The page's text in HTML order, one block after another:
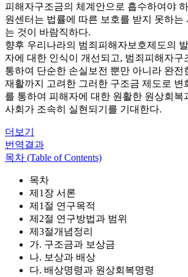
피해자구조금의 체계안으로 흡수하여야
원센터는 법률에 따른 보호를 받지 못하는
는 것이 바람직하다.
향후 우리나라의 범죄피해자보호제도의
자에 대한 인식이 개선되고, 범죄피해자구
통하여 단순한 손실보전 뿐만 아니라 완전
재활까지 고려한 그러한 구조금 제도로 변
를 통하여 피해자에 대한 원활한 원상회복
사회가 조속히 실현되기를 기대한다.
더보기
번역결과
목차 (Table of Contents)
목차
제1장 서론
제1절 연구목적
제2절 연구방법과 범위
제3절개념정리
가. 구조금과 보상금
나. 보상과 배상
다. 배상명령과 원상회복명령